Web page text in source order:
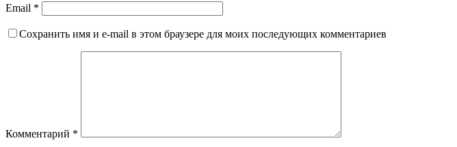
Email *
Сохранить имя и e-mail в этом браузере для моих последующих комментариев
Комментарий *